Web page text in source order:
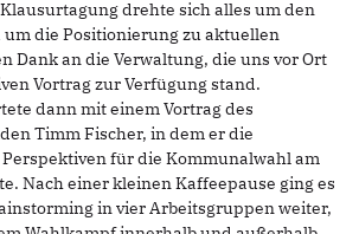
drehte sich alles um den
um die Positionierung zu aktuellen
Dank an die Verwaltung, die uns vor Ort
Vortrag zur Verfügung stand.
dann mit einem Vortrag des
Timm Fischer, in dem er die
für die Kommunalwahl am
Nach einer kleinen Kaffeepause ging es
in vier Arbeitsgruppenweiter,